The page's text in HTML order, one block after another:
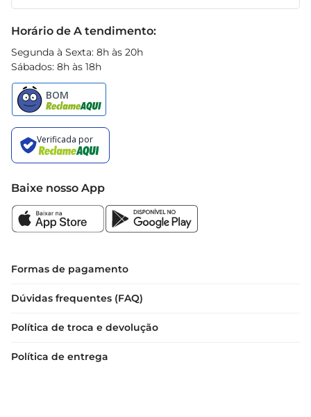
Horário de A tendimento:
Segunda à Sexta: 8h às 20h
Sábados: 8h às 18h
Baixe nosso App
Formas de pagamento
Dúvidas frequentes (FAQ)
Política de troca e devolução
Política de entrega